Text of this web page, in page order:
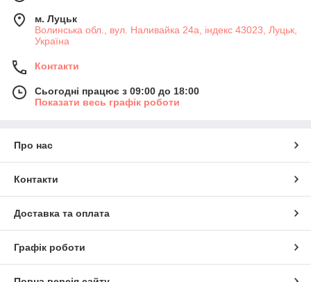
м. Луцьк
Волинська обл., вул. Наливайка 24а, індекс 43023, Луцьк,
Україна
Контакти
Сьогодні працює з 09:00 до 18:00
Показати весь графік роботи
Про нас
Контакти
Доставка та оплата
Графік роботи